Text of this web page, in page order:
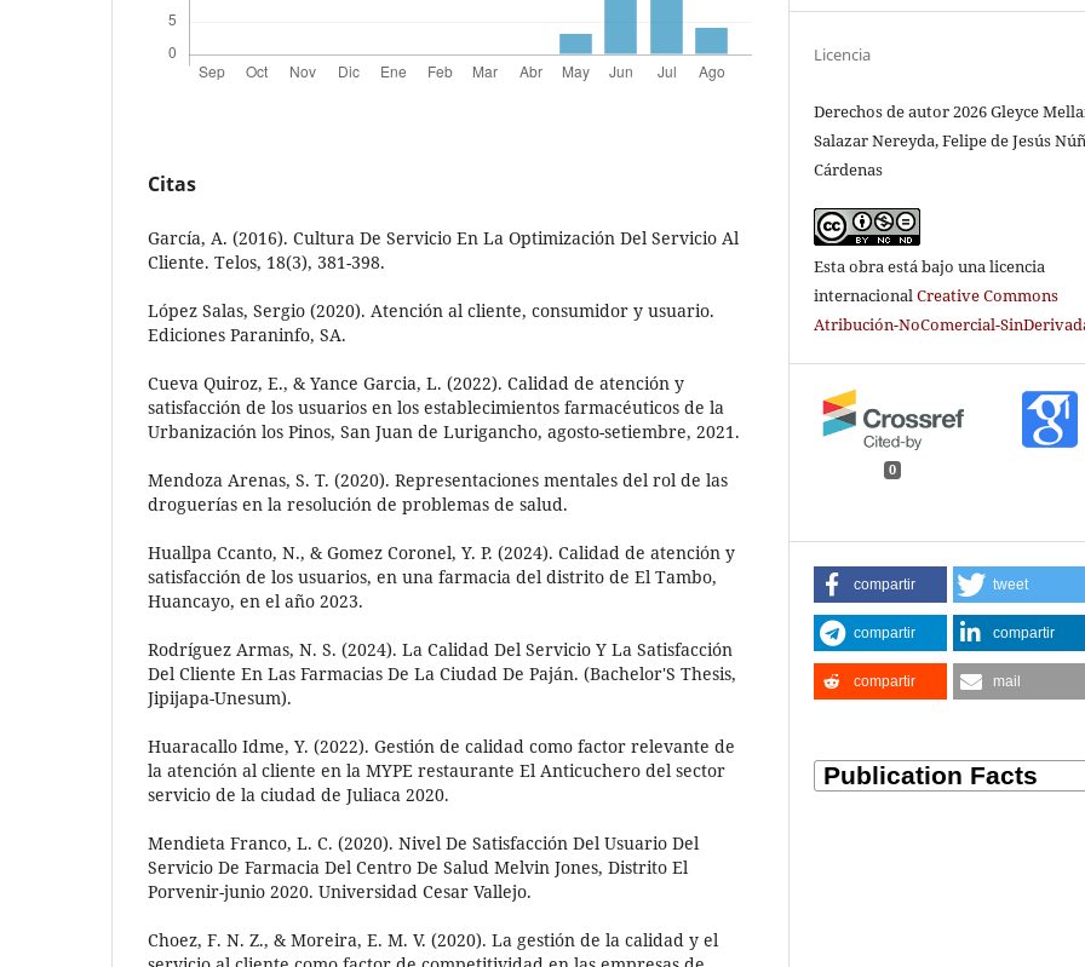
Citas
García, A. (2016). Cultura De Servicio En La Optimización Del Servicio Al
Cliente. Telos, 18(3), 381-398.
López Salas, Sergio (2020). Atención al cliente, consumidor y usuario.
Ediciones Paraninfo, SA.
Cueva Quiroz, E., & Yance Garcia, L. (2022). Calidad de atención y
satisfacción de los usuarios en los establecimientos farmacéuticos de la
Urbanización los Pinos, San Juan de Lurigancho, agosto-setiembre, 2021.
Mendoza Arenas, S. T. (2020). Representaciones mentales del rol de las
droguerías en la resolución de problemas de salud.
Huallpa Ccanto, N., & Gomez Coronel, Y. P. (2024). Calidad de atención y
satisfacción de los usuarios, en una farmacia del distrito de El Tambo,
Huancayo, en el año 2023.
Rodríguez Armas, N. S. (2024). La Calidad Del Servicio Y La Satisfacción
Del Cliente En Las Farmacias De La Ciudad De Paján. (Bachelor'S Thesis,
Jipijapa-Unesum).
Huaracallo Idme, Y. (2022). Gestión de calidad como factor relevante de
la atención al cliente en la MYPE restaurante El Anticuchero del sector
servicio de la ciudad de Juliaca 2020.
Mendieta Franco, L. C. (2020). Nivel De Satisfacción Del Usuario Del
Servicio De Farmacia Del Centro De Salud Melvin Jones, Distrito El
Porvenir-junio 2020. Universidad Cesar Vallejo.
Choez, F. N. Z., & Moreira, E. M. V. (2020). La gestión de la calidad y el
Licencia
Derechos de autor 2026 Gleyce
Salazar Nereyda, Felipe de Jesús
Cárdenas
Esta obra está bajo una licencia
internacionalCreative Commons
Atribución-NoComercial-
0
compartir tweet
compartir compartir
compartir mail